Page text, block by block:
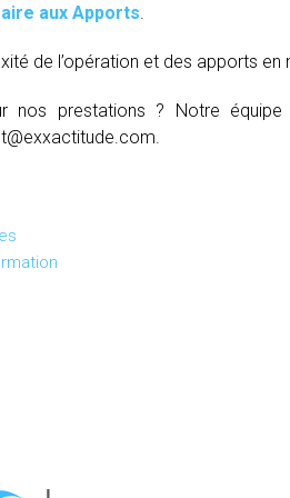
aux Apports.
de l’opération et des apports en
nos prestations ? Notre